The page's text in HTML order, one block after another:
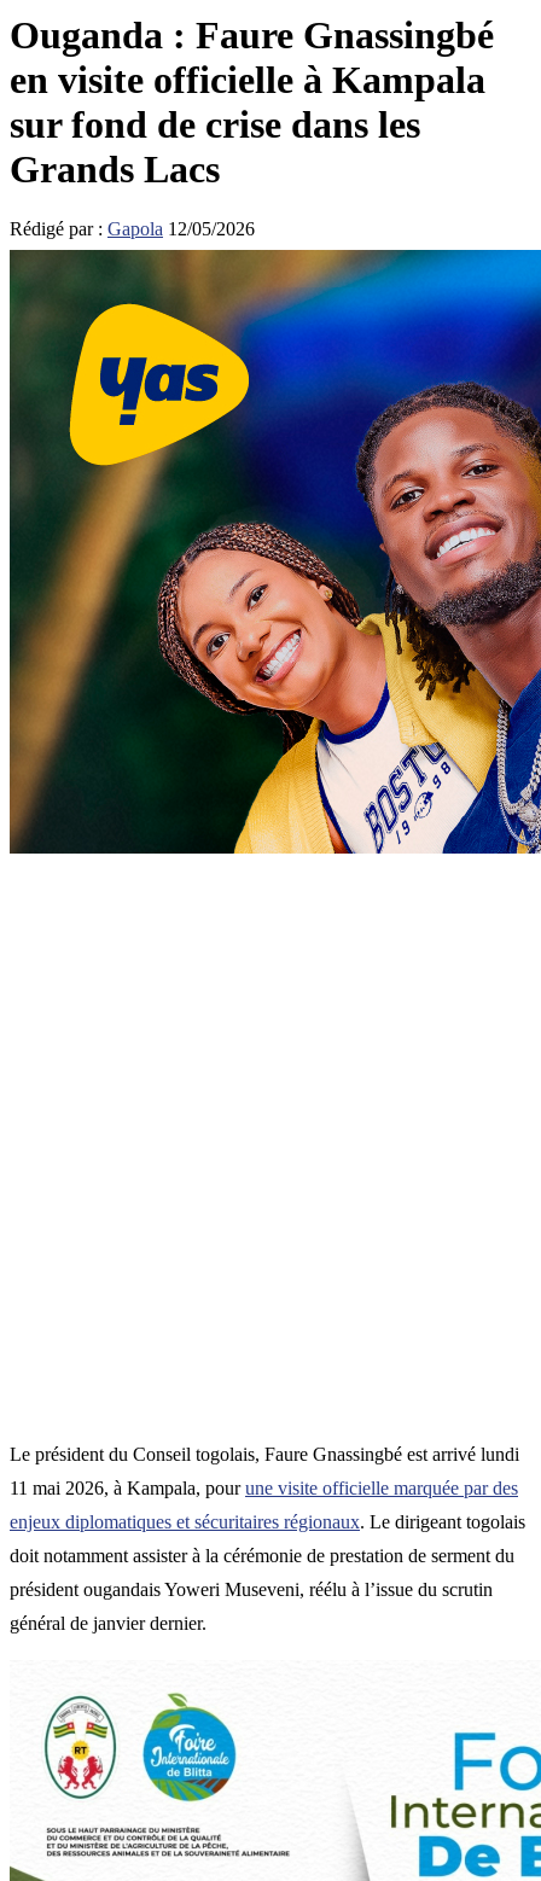
Ouganda : Faure Gnassingbé
en visite officielle à Kampala
sur fond de crise dans les
Grands Lacs
Rédigé par : Gapola 12/05/2026
Le président du Conseil togolais, Faure Gnassingbé est arrivé lundi
11 mai 2026, à Kampala, pourune visite officielle marquée par des
enjeux diplomatiques et sécuritaires régionaux. Le dirigeant togolais
doit notamment assister à la cérémonie de prestation de serment du
président ougandais Yoweri Museveni, réélu à l’issue du scrutin
général de janvier dernier.